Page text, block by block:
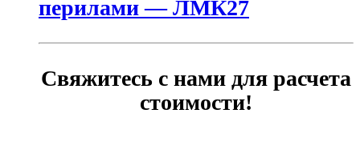
перилами — ЛМК27
Свяжитесь с нами для расчета
стоимости!